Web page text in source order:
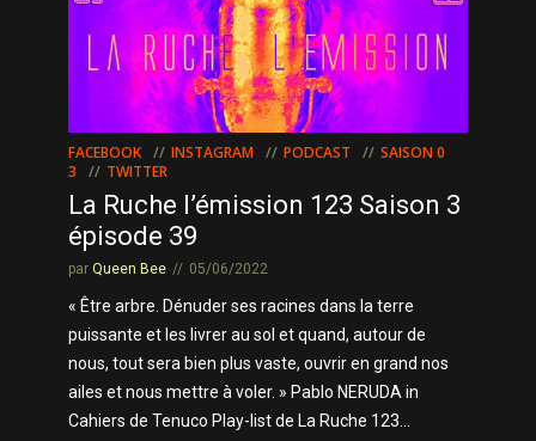
FACEBOOK INSTAGRAM PODCAST
SAISON 0
3
TWITTER
La Ruche l’émission 123 Saison 3
épisode 39
par Queen Bee 05/06/2022
« Être arbre. Dénuder ses racines dans la terre
puissante et les livrer au sol et quand, autour de
nous, tout sera bien plus vaste, ouvrir en grand nos
ailes et nous mettre à voler. » Pablo NERUDA in
Cahiers de Tenuco Play-list de La Ruche 123...